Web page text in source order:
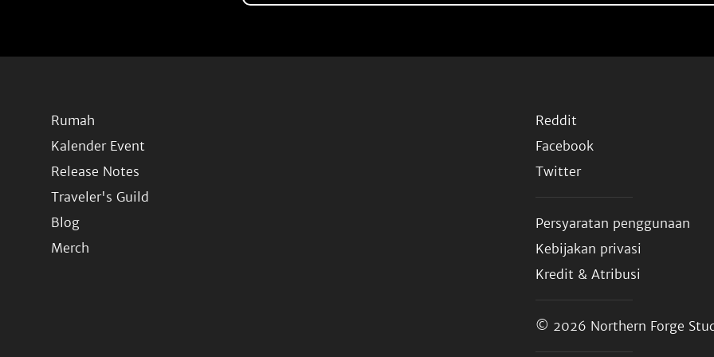
Rumah
Kalender Event
Release Notes
Traveler's Guild
Blog
Merch
Reddit
Facebook
Twitter
Persyaratan penggunaan
Kebijakan privasi
Kredit & Atribusi
© 2026 Northern Forge